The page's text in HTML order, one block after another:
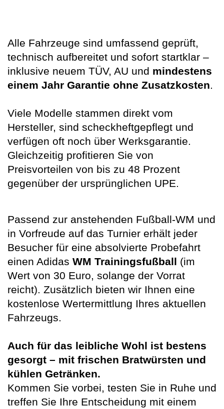
Alle Fahrzeuge sind umfassend geprüft,
technisch aufbereitet und sofort startklar –
inklusive neuem TÜV, AU und mindestens
einem Jahr Garantie ohne Zusatzkosten
Viele Modelle stammen direkt vom
Hersteller, sind scheckheftgepflegt und
verfügen oft noch über Werksgarantie.
Gleichzeitig profitieren Sie von
Preisvorteilen von bis zu 48 Prozent
gegenüber der ursprünglichen UPE.
Passend zur anstehenden Fußball-WM und
in Vorfreude auf das Turnier erhält jeder
Besucher für eine absolvierte Probefahrt
einen Adidas WM Trainingsfußball (im
Wert von 30 Euro, solange der Vorrat
reicht). Zusätzlich bieten wir Ihnen eine
kostenlose Wertermittlung Ihres aktuellen
Fahrzeugs.
Auch für das leibliche Wohl ist bestens
gesorgt – mit frischen Bratwürsten und
kühlen Getränken.
Kommen Sie vorbei, testen Sie in Ruhe und
treffen Sie Ihre Entscheidung mit einem